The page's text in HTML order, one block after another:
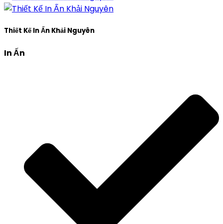
Thiết Kế In Ấn Khải Nguyên
In Ấn